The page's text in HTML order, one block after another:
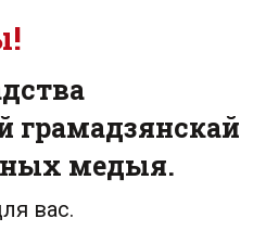
грамадзянскай
медыя.
вас.